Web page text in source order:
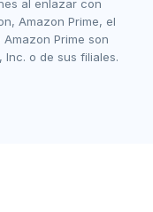
al enlazar con
Amazon Prime, el
Prime son
o de sus filiales.